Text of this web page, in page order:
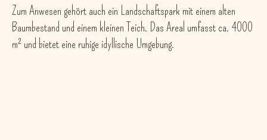
Zum Anwesen gehört auch ein Landschaftspark mit einem alten
Baumbestand und einem kleinen Teich. Das Areal umfasst ca. 4000
m² und bietet eine ruhige idyllische Umgebung.